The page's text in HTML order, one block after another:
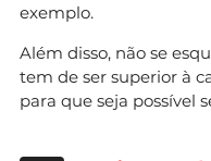
exemplo.
Além disso, não se
tem de ser superior à
para que seja possível